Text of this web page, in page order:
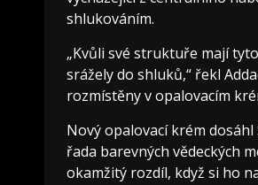
shlukováním.
„Kvůli své struktuře mají
srážely do shluků,“ řekl
rozmístěny v opalovacím
Nový opalovací krém
řada barevných vědeckých
okamžitý rozdíl, když si ho